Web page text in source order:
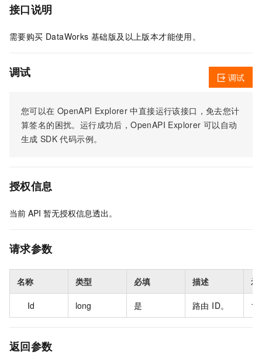
接口说明
需要购买 DataWorks 基础版及以上版本才能使用。
调试
您可以在 OpenAPI Explorer 中直接运行该接口，免去您计
算签名的困扰。运行成功后，OpenAPI Explorer 可以自动
生成 SDK 代码示例。
调试
授权信息
当前 API 暂无授权信息透出。
请求参数
名称 类型 必填 描述 示
Id long 是 路由 ID。
返回参数